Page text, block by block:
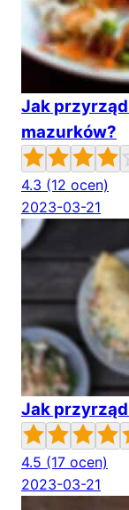
Jak
mazurków?
4.3 (12 ocen)
2023-03-21
Jak
4.5 (17 ocen)
2023-03-21